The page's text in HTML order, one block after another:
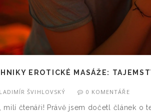
EROTICKÉ MASÁŽE:
ŠVIHLOVSKÝ 0 KOMENTÁŘE
milí čtenáři! Právě jsem dočetl článek o